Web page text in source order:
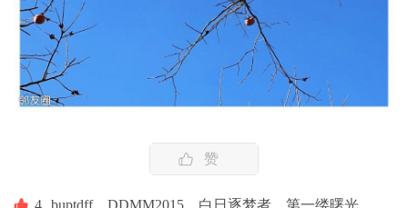
赞
4 buptdff、 DDMM2015、 白日逐梦者、 第一缕曙光、